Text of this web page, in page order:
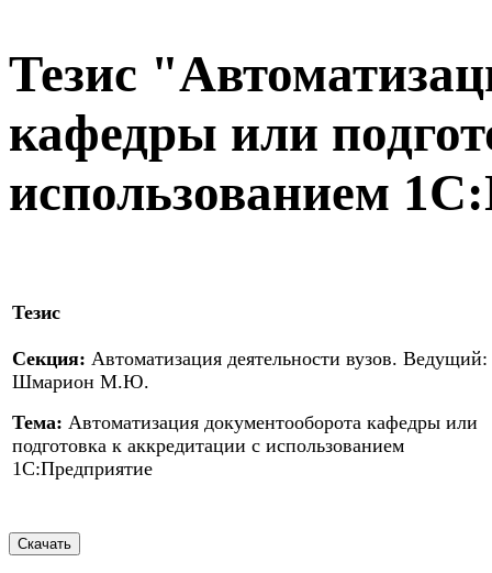
Тезис
кафедры или
использованием
Тезис
Секция: Автоматизация деятельности вузов. Ведущий:
Шмарион М.Ю.
Тема: Автоматизация документооборота кафедры или
подготовка к аккредитации с использованием
1С:Предприятие